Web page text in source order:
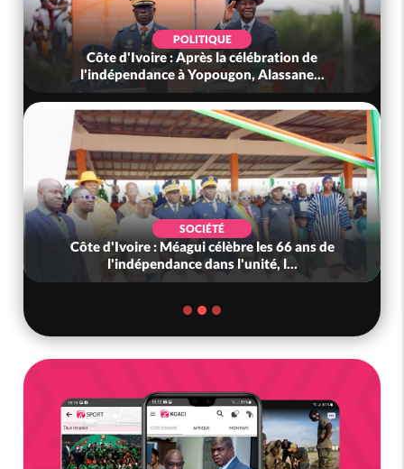
POLITIQUE
Côte d'Ivoire : Après la célébration de
l'indépendance à Yopougon, Alassane...
SOCIÉTÉ
Côte d'Ivoire : Méagui célèbre les 66 ans de
l'indépendance dans l'unité, l...